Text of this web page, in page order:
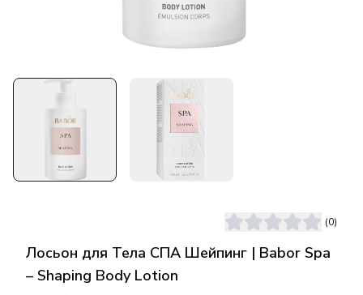
(0)
Лосьон для Тела СПА Шейпинг | Babor Spa
– Shaping Body Lotion